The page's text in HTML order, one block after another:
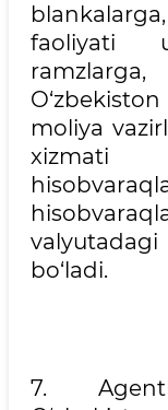
faoliyati
moliya
xizmati
bo‘ladi.
7.